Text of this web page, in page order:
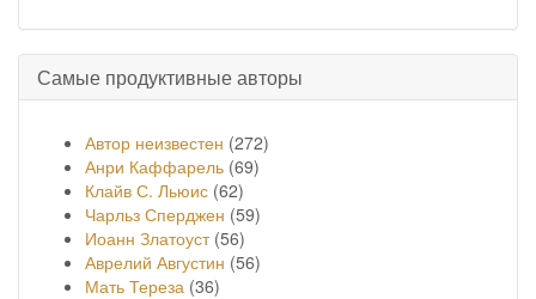
Самые продуктивные авторы
Автор неизвестен (272)
Анри Каффарель (69)
Клайв С. Льюис (62)
Чарльз Сперджен (59)
Иоанн Златоуст(56)
Аврелий Августин (56)
Мать Тереза (36)